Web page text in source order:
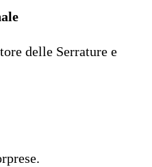
delle Serrature e